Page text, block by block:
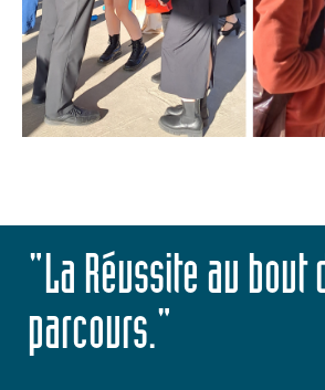
"La Réussite au bout
parcours."